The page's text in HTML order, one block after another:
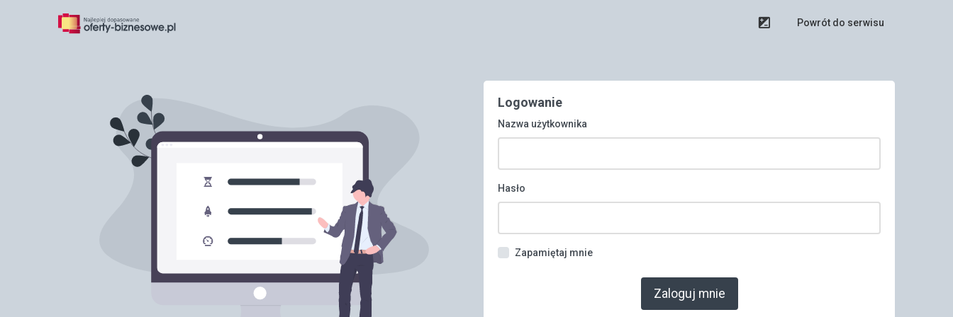
Powrót do serwisu
Logowanie
Nazwa użytkownika
Hasło
Zapamiętaj mnie
Zaloguj mnie